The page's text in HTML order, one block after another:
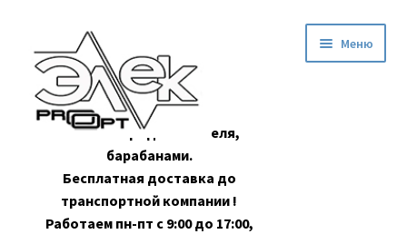
навигации
содержимому
Оптовая продажа кабеля,
барабанами.
Бесплатная доставка до
транспортной компании !
Работаем пн-пт с 9:00 до 17:00,
Меню